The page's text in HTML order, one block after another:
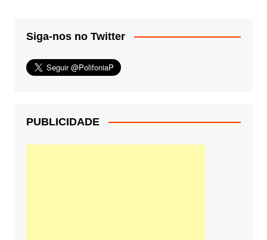
Siga-nos no Twitter
PUBLICIDADE